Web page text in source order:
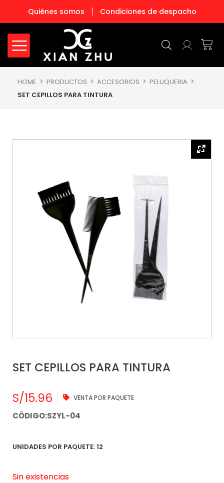
contenido
Quiénes somos Condiciones de despacho
HOME PRODUCTOS ACCESORIOS
PELUQUERIA
SET CEPILLOS PARA TINTURA
SET CEPILLOS PARA TINTURA
S/15.96 VENTA POR PAQUETE
CÓDIGO:SZYL-04
UNIDADES POR PAQUETE: 12
Sin existencias